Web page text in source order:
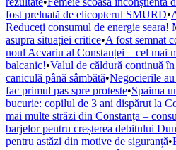
fost preluată de elicopterul SMURD•
Reduceți consumul de energie seara!
asupra situației critice•A fost semnat
noul Acvariu al Constanței – cel mai
balcanic!•Valul de căldură continuă
caniculă până sâmbătă•Negocierile
fac primul pas spre proteste•Spaima
bucurie: copilul de 3 ani dispărut la
mai multe străzi din Constanța –
barjelor pentru creșterea debitului
pentru astăzi din motive de siguranță•